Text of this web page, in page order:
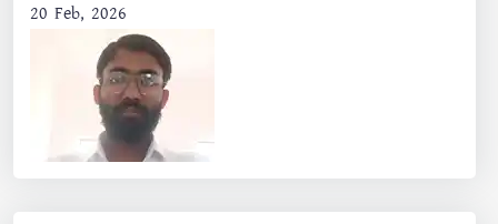
20 Feb, 2026